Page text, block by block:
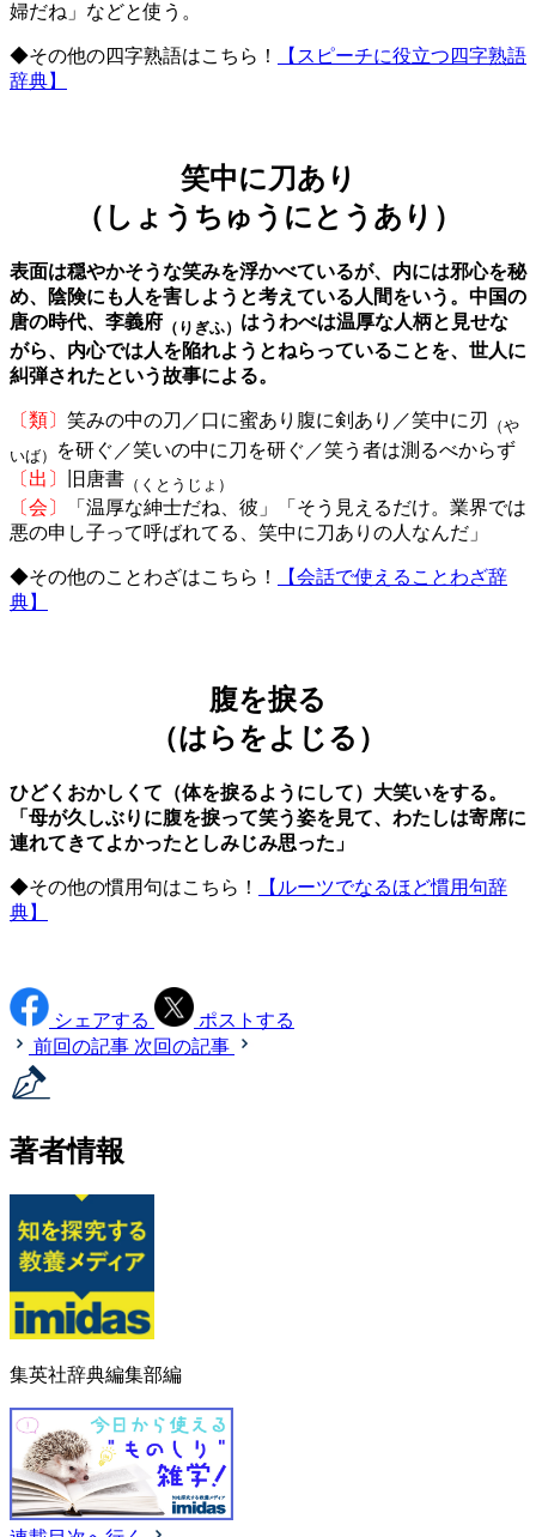
婦だね」などと使う。
◆その他の四字熟語はこちら！
【スピーチに役立つ四字熟語
辞典】
笑中に刀あり
（しょうちゅうにとうあり）
表面は穏やかそうな笑みを浮かべているが、内には邪心を秘
め、陰険にも人を害しようと考えている人間をいう。中国の
唐の時代、李義府 （りぎふ） はうわべは温厚な人柄と見せな
がら、内心では人を陥れようとねらっていることを、世人に
糾弾されたという故事による。
〔類〕 笑みの中の刀／口に蜜あり腹に剣あり／笑中に刃
（や
いば）
を研ぐ／笑いの中に刀を研ぐ／笑う者は測るべからず
〔出〕
旧唐書 （くとうじょ）
〔会〕
「温厚な紳士だね、彼」「そう見えるだけ。業界では
悪の申し子って呼ばれてる、笑中に刀ありの人なんだ」
◆その他のことわざはこちら！
【会話で使えることわざ辞
典】
腹を捩る
（はらをよじる）
ひどくおかしくて（体を捩るようにして）大笑いをする。
「母が久しぶりに腹を捩って笑う姿を見て、わたしは寄席に
連れてきてよかったとしみじみ思った」
◆その他の慣用句はこちら！
【ルーツでなるほど慣用句辞
典】
シェアする
ポストする
前回の記事 次回の記事
著者情報
集英社辞典編集部編